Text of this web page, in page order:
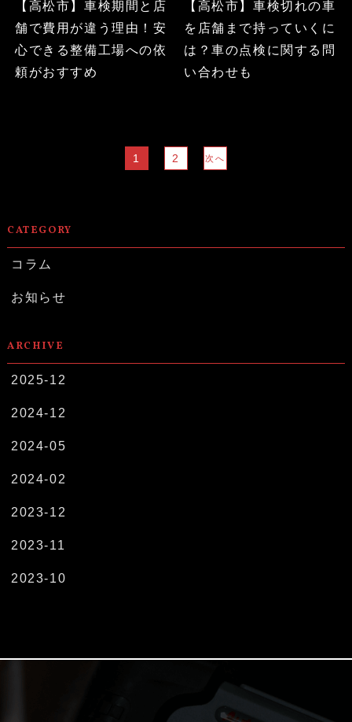
【高松市】車検期間と店
舗で費用が違う理由！安
心できる整備工場への依
頼がおすすめ
【高松市】車検切れの車
を店舗まで持っていくに
は？車の点検に関する問
い合わせも
1 2 次へ
CATEGORY
コラム
お知らせ
ARCHIVE
2025-12
2024-12
2024-05
2024-02
2023-12
2023-11
2023-10